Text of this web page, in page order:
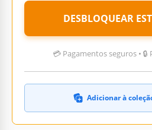
DESBLOQUEAR
💳 Pagamentos seguros • 🔒
Adicionar à